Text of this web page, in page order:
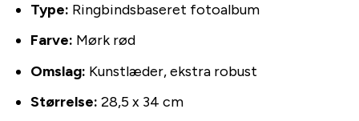
Type: Ringbindsbaseret fotoalbum
Farve: Mørk rød
Omslag: Kunstlæder, ekstra robust
Størrelse: 28,5 x 34 cm